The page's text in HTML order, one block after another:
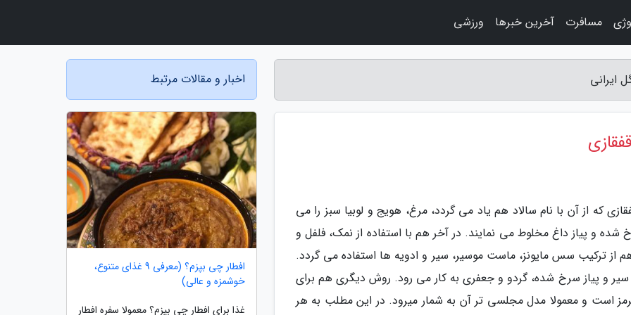
که از آن با نام سالاد هم یاد می گردد، مرغ، هویج و لوبیا سبز را می
و پیاز داغ مخلوط می نمایند. در آخر هم با استفاده از نمک، فلفل و
ترکیب سس مایونز، ماست موسیر، سیر و ادویه ها استفاده می گردد.
و پیاز سرخ شده، گردو و جعفری به کار می رود. روش دیگری هم برای
است و معمولا مدل مجلسی تر آن به شمار میرود. در این مطلب به هر
اخبار و مقالات مرتبط
افطار چی بپزم؟ (معرفی 9 غذای متنوع،
خوشمزه و عالی)
غذا برای افطار چی بپزم؟ معمولا سفره افطار
مسافرت آخرین خبرها ورزشی